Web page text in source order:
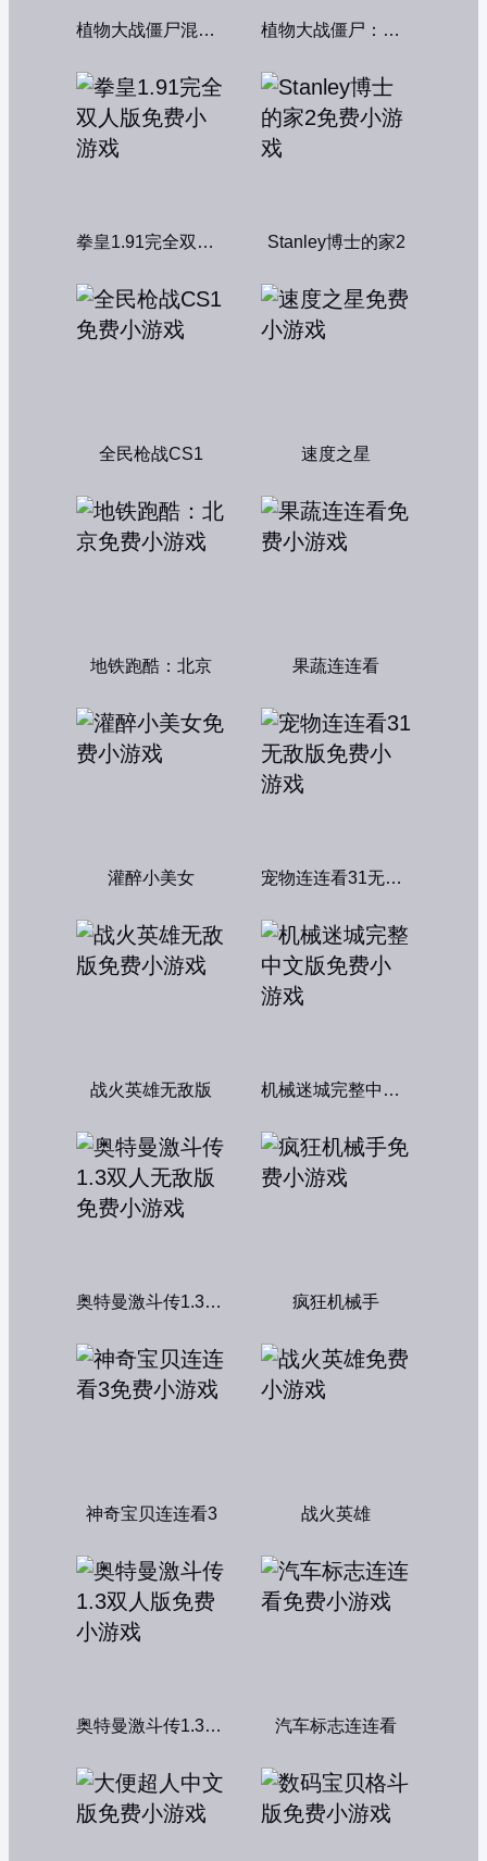
植物大战僵尸混合版 植物大战僵尸：融合变种
拳皇1.91完全双人版 Stanley博士的家2
全民枪战CS1 速度之星
地铁跑酷：北京 果蔬连连看
灌醉小美女 宠物连连看31无敌版
战火英雄无敌版 机械迷城完整中文版
奥特曼激斗传1.3双人无敌版 疯狂机械手
神奇宝贝连连看3 战火英雄
奥特曼激斗传1.3双人版 汽车标志连连看